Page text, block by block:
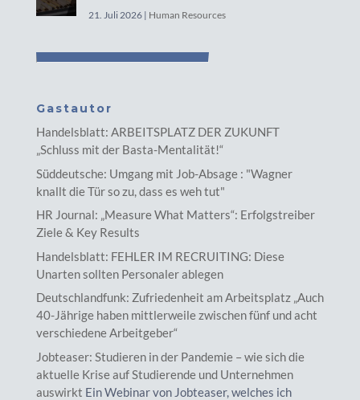
21. Juli 2026| Human Resources
Gastautor
Handelsblatt: ARBEITSPLATZ DER ZUKUNFT
„Schluss mit der Basta-Mentalität!“
Süddeutsche: Umgang mit Job-Absage : "Wagner
knallt die Tür so zu, dass es weh tut"
HR Journal: „Measure What Matters“: Erfolgstreiber
Ziele & Key Results
Handelsblatt: FEHLER IM RECRUITING: Diese
Unarten sollten Personaler ablegen
Deutschlandfunk: Zufriedenheit am Arbeitsplatz „Auch
40-Jährige haben mittlerweile zwischen fünf und acht
verschiedene Arbeitgeber“
Jobteaser: Studieren in der Pandemie – wie sich die
aktuelle Krise auf Studierende und Unternehmen
auswirkt Ein Webinar von Jobteaser, welches ich